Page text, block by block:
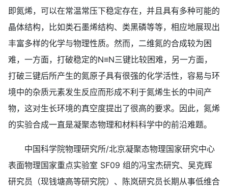
即氮烯，可以在常温常压下稳定存在，并且具有多种可能的
晶体结构，比如类石墨烯结构、类黑磷等等，相应地展现出
丰富多样的化学与物理性质。然而，二维氮的合成较为困
难，一方面，打破稳定的N≡N三键比较困难，另一方面，
打破三键后所产生的氮原子具有很强的化学活性，容易与环
境中的杂质元素发生反应而形成不利于氮烯生长的中间产
物，这对生长环境的真空度提出了很高的要求。因此，氮烯
的实验合成一直是凝聚态物理和材料科学中的前沿难题。
中国科学院物理研究所/北京凝聚态物理国家研究中心
表面物理国家重点实验室 SF09 组的冯宝杰研究、吴克辉
研究员（现钱塘高等研究院）、陈岚研究员长期从事低维合